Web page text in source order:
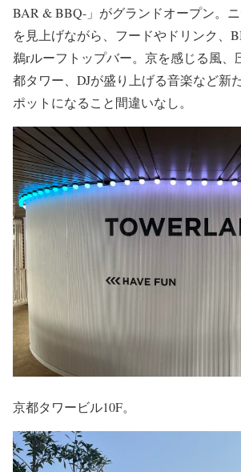
BAR & BBQ-」がグランドオープン。
を見上げながら、フードやドリンク、
鵜rルーフトップバー。京を感じる風、
都タワー、DJが盛り上げる音楽など新
ポットになること間違いなし。
京都タワービル10F。